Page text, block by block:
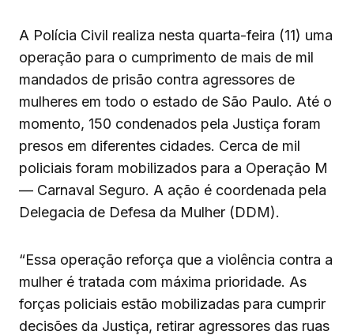
A Polícia Civil realiza nesta quarta-feira (11) uma
operação para o cumprimento de mais de mil
mandados de prisão contra agressores de
mulheres em todo o estado de São Paulo. Até o
momento, 150 condenados pela Justiça foram
presos em diferentes cidades. Cerca de mil
policiais foram mobilizados para a Operação M
— Carnaval Seguro. A ação é coordenada pela
Delegacia de Defesa da Mulher (DDM).
“Essa operação reforça que a violência contra a
mulher é tratada com máxima prioridade. As
forças policiais estão mobilizadas para cumprir
decisões da Justiça, retirar agressores das ruas